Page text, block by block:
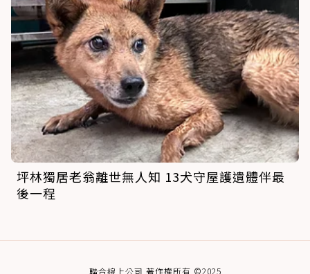
坪林獨居老翁離世無人知 13犬守屋護遺體伴最
後一程
聯合線上公司 著作權所有 ©2025